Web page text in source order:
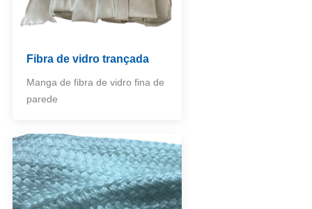
Fibra de vidro trançada
Manga de fibra de vidro fina de
parede